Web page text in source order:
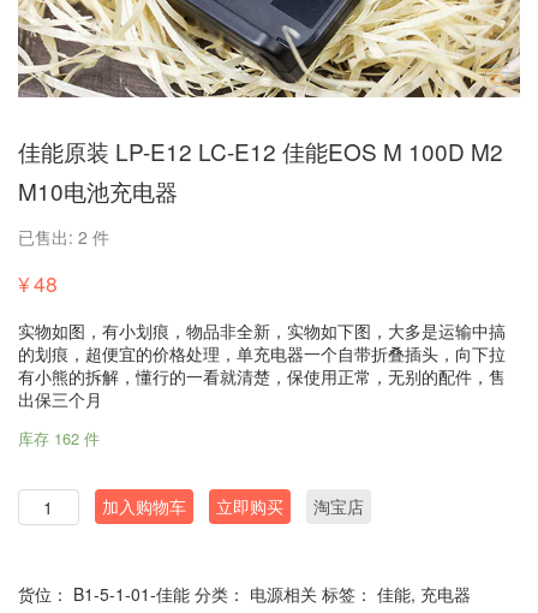
佳能原装 LP-E12 LC-E12 佳能EOS M 100D M2
M10电池充电器
已售出: 2 件
¥48
实物如图，有小划痕，物品非全新，实物如下图，大多是运输中搞
的划痕，超便宜的价格处理，单充电器一个自带折叠插头，向下拉
有小熊的拆解，懂行的一看就清楚，保使用正常，无别的配件，售
出保三个月
库存 162 件
数
量
加入购物车 立即购买 淘宝店
货位： B1-5-1-01-佳能 分类： 电源相关 标签： 佳能, 充电器